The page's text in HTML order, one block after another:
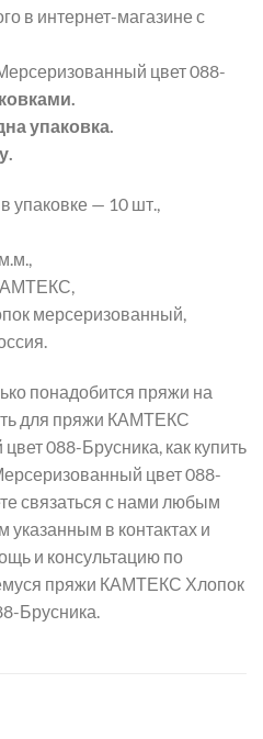
в интернет-магазине с
цвет 088-
упаковка.
упаковке — 10 шт.,
мерсеризованный,
понадобится пряжи на
для пряжи КАМТЕКС
088-Брусника, как купить
цвет 088-
связаться с нами любым
в контактах и
и консультацию по
пряжи КАМТЕКС Хлопок
Брусника.